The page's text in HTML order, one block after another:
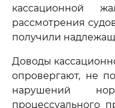
кассационной
рассмотрения
получили
Доводы
опровергают, не
нарушений
процессуального